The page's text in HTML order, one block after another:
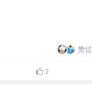
赞过
2